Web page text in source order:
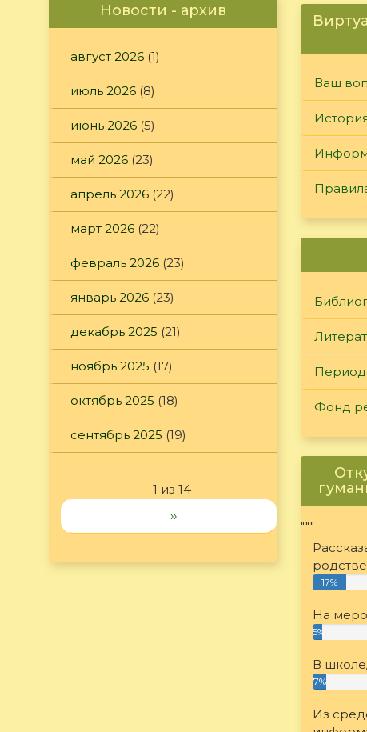
Новости - архив
август 2026 (1)
июль 2026 (8)
июнь 2026 (5)
май 2026 (23)
апрель 2026 (22)
март 2026 (22)
февраль 2026 (23)
январь 2026 (23)
декабрь 2025 (21)
ноябрь 2025 (17)
октябрь 2025 (18)
сентябрь 2025 (19)
1 из 14
››
Ваш
Фонд
"""
17%
На
5%
В
7%
Из